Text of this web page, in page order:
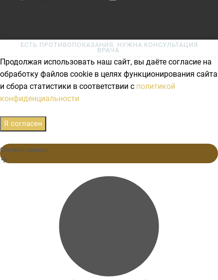
ЕСТЬ ПРОТИВОПОКАЗАНИЯ. НУЖНА КОНСУЛЬТАЦИЯ
ВРАЧА.
Продолжая использовать наш сайт, вы даёте согласие на
обработку файлов cookie в целях функционирования сайта
и сбора статистики в соответствии с политикой
конфиденциальности
Я согласен